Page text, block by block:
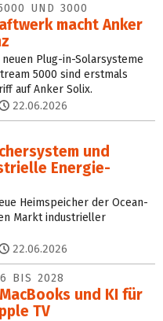
UND 3000
macht Anker
Plug-in-Solarsysteme
5000 sind erstmals
auf Anker Solix.
22.06.2026
und
Energie­
Heimspeicher der Ocean-
Markt industrieller
22.06.2026
BIS 2028
und KI für
TV